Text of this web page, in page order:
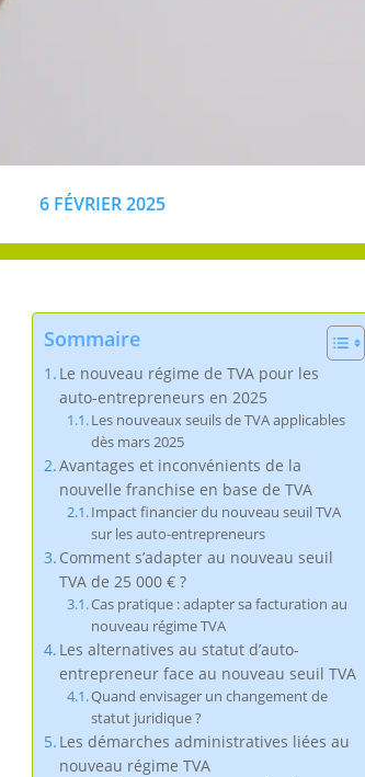
6 FÉVRIER 2025
Sommaire
Le nouveau régime de TVA pour les
auto-entrepreneurs en 2025
Les nouveaux seuils de TVA applicables
dès mars 2025
Avantages et inconvénients de la
nouvelle franchise en base de TVA
Impact financier du nouveau seuil TVA
sur les auto-entrepreneurs
Comment s’adapter au nouveau seuil
TVA de 25 000 € ?
Cas pratique : adapter sa facturation au
nouveau régime TVA
Les alternatives au statut d’auto-
entrepreneur face au nouveau seuil TVA
Quand envisager un changement de
statut juridique ?
Les démarches administratives liées au
nouveau régime TVA